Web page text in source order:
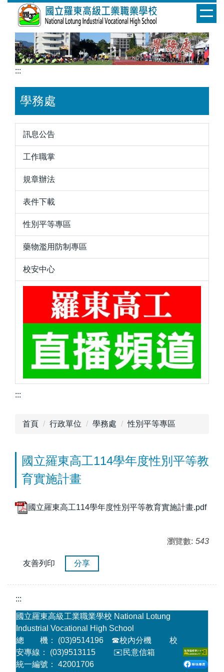
:::
學務處
訊息公告
工作職掌
規章辦法
表件下載
性別平等專區
藥物濫用防制專區
校安中心
:::
首頁 行政單位 學務處 性別平等專區
國立羅東高工114學年度性別平等教
育實施計畫
國立羅東高工114學年度性別平等教育實施計畫.pdf
瀏覽數: 543
友善列印 分享
:::
國立羅東高級工業職業學校 National Lotung
Industrial Vocational High School
總 機： (03)9514196 ☎校內分機
校
安專線： (03)9513115 ✉️民意信箱
統一編號： 42001706